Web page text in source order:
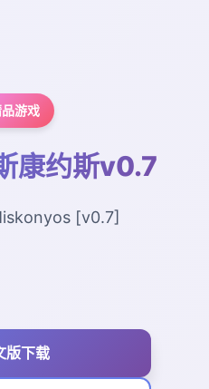
品游戏
康约斯v0.7
[v0.7]
版下载